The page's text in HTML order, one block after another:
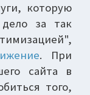
которую
за так
. При
сайта в
того,